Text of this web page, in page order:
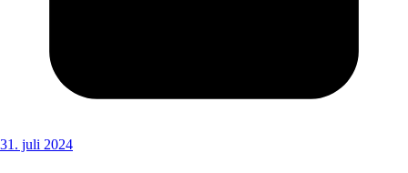
31. juli 2024